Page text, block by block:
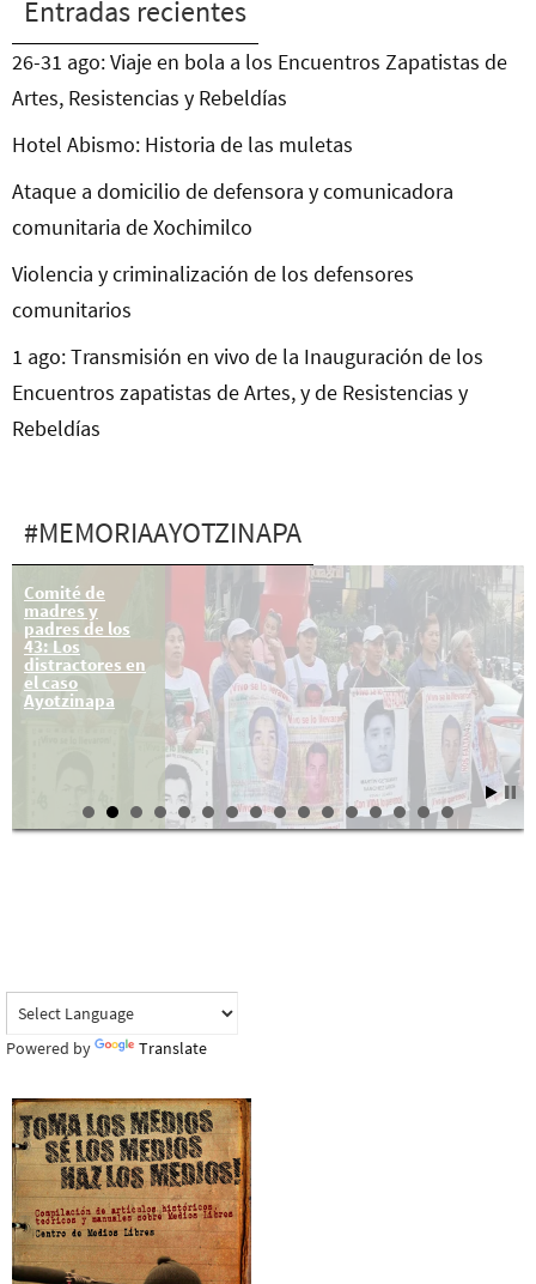
Entradas recientes
26-31 ago: Viaje en bola a los Encuentros Zapatistas de
Artes, Resistencias y Rebeldías
Hotel Abismo: Historia de las muletas
Ataque a domicilio de defensora y comunicadora
comunitaria de Xochimilco
Violencia y criminalización de los defensores
comunitarios
1 ago: Transmisión en vivo de la Inauguración de los
Encuentros zapatistas de Artes, y de Resistencias y
Rebeldías
#MEMORIAAYOTZINAPA
24 sep 00:30
Agresión contra
estudiantes de
Ayotzinapa en
Chilpancingo
Comité de
madres y
padres de los
43: Los
distractores en
el caso
Ayotzinapa
Powered by Translate